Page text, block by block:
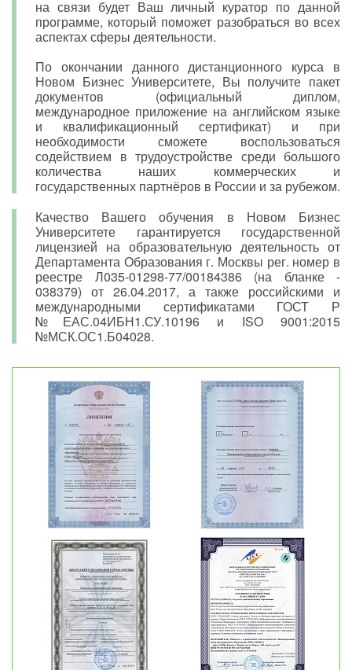
на связи будет Ваш личный куратор по данной
программе, который поможет разобраться во всех
аспектах сферы деятельности.
По окончании данного дистанционного курса в
Новом Бизнес Университете, Вы получите пакет
документов (официальный диплом,
международное приложение на английском языке
и квалификационный сертификат) и при
необходимости сможете воспользоваться
содействием в трудоустройстве среди большого
количества наших коммерческих и
государственных партнёров в России и за рубежом.
Качество Вашего обучения в Новом Бизнес
Университете гарантируется государственной
лицензией на образовательную деятельность от
Департамента Образования г. Москвы рег. номер в
реестре Л035-01298-77/00184386 (на бланке -
038379) от 26.04.2017, а также российскими и
международными сертификатами ГОСТ Р
№ЕАС.04ИБН1.СУ.10196 и ISO 9001:2015
№МСК.ОС1.Б04028.